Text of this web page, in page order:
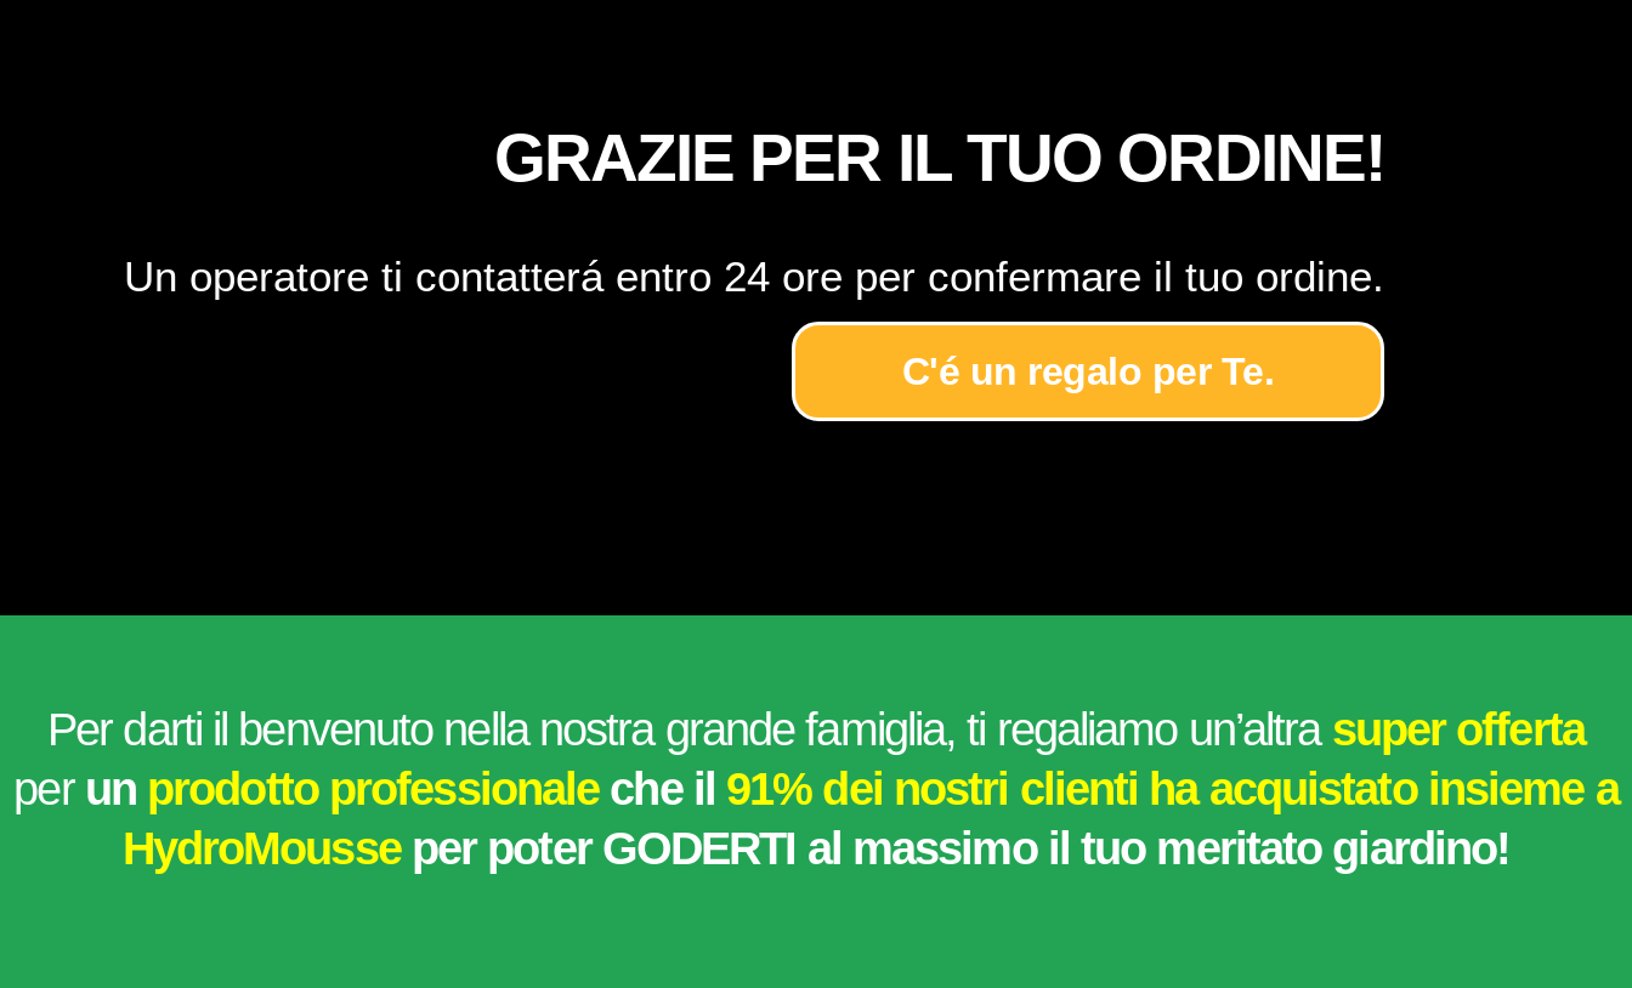
GRAZIE PER IL TUO ORDINE!
Un operatore ti contatterá entro 24 ore per confermare il tuo ordine.
C'é un regalo per Te.
Per darti il benvenuto nella nostra grande famiglia, ti regaliamo un’altrasuper offerta
per un prodotto professionaleche il 91% dei nostri clienti ha acquistato insieme a
HydroMousse per poter GODERTI al massimo il tuo meritato giardino!